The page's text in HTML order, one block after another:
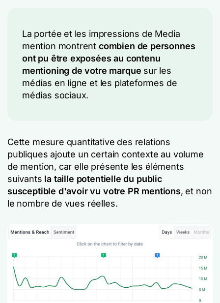
La portée et les impressions de Media
mention montrent combien de personnes
ont pu être exposées au contenu
mentioning de votre marque sur les
médias en ligne et les plateformes de
médias sociaux.
Cette mesure quantitative des relations
publiques ajoute un certain contexte au volume
de mention, car elle présente les éléments
suivants la taille potentielle du public
susceptible d'avoir vu votre PR mentions, et non
le nombre de vues réelles.